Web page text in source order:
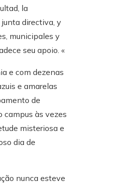
la
directiva, y
municipales y
seu apoio. «
e com dezenas
e amarelas
de
campus às vezes
misteriosa e
dia de
nunca esteve